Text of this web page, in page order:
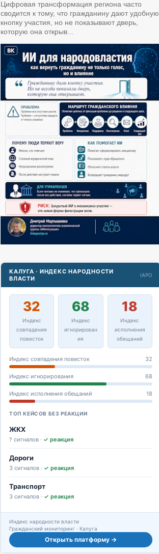
Цифровая трансформация региона часто
сводится к тому, что гражданину дают удобную
кнопку участия, но не показывают дверь,
которую она открыв...
КАЛУГА · ИНДЕКС НАРОДНОСТИ
ВЛАСТИ
IAPO
32
Индекс
совпадения
повесток
68
Индекс
игнорирован
ия
18
Индекс
исполнения
обещаний
Индекс совпадения повесток 32
Индекс игнорирования 68
Индекс исполнения обещаний 18
ТОП КЕЙСОВ БЕЗ РЕАКЦИИ
ЖКХ
? сигналов · ✓ реакция
Дороги
3 сигналов · ✓ реакция
Транспорт
3 сигналов · ✓ реакция
Индекс народности власти
Гражданский мониторинг · Калуга
Открыть платформу →